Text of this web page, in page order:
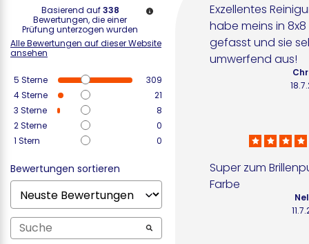
Basierend auf338
Bewertungen, die einer
Prüfung unterzogen wurden
Alle Bewertungen auf dieser Website
ansehen
5 Sterne
309
4Sterne
21
3 Sterne
8
2Sterne
0
1 Stern 0
Bewertungen sortieren
Exzellentes
habe meins in
gefasst und sie
umwerfend aus!
Super zum
Farbe